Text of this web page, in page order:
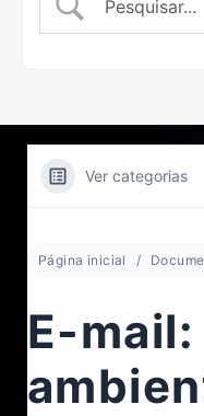
Ver categorias
Página inicial
E-mail: